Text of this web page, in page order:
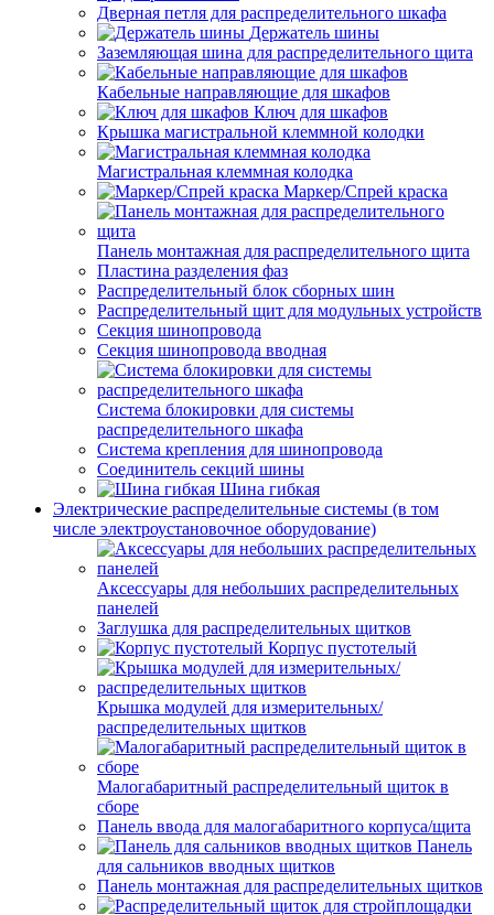
Дверная петля для распределительного шкафа
Держатель шины
Заземляющая шина для распределительного щита
Кабельные направляющие для шкафов
Ключ для шкафов
Крышка магистральной клеммной колодки
Магистральная клеммная колодка
Маркер/Спрей краска
Панель монтажная для распределительного щита
Пластина разделения фаз
Распределительный блок сборных шин
Распределительный щит для модульных устройств
Секция шинопровода
Секция шинопровода вводная
Система блокировки для системы
распределительного шкафа
Система крепления для шинопровода
Соединитель секций шины
Шина гибкая
Электрические распределительные системы (в том
числе электроустановочное оборудование)
Аксессуары для небольших распределительных
панелей
Заглушка для распределительных щитков
Корпус пустотелый
Крышка модулей для измерительных/
распределительных щитков
Малогабаритный распределительный щиток в
сборе
Панель ввода для малогабаритного корпуса/щита
Панель
для сальников вводных щитков
Панель монтажная для распределительных щитков